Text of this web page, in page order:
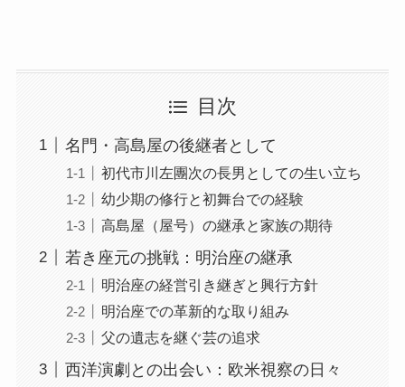
目次
名門・高島屋の後継者として
初代市川左團次の長男としての生い立ち
幼少期の修行と初舞台での経験
高島屋（屋号）の継承と家族の期待
若き座元の挑戦：明治座の継承
明治座の経営引き継ぎと興行方針
明治座での革新的な取り組み
父の遺志を継ぐ芸の追求
西洋演劇との出会い：欧米視察の日々